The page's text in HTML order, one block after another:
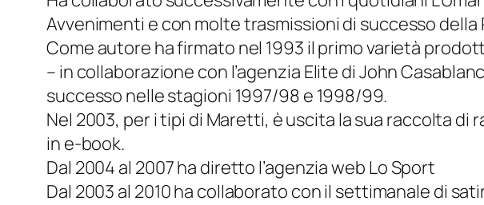
Avvenimenti e con molte trasmissioni di successo della
Come autore ha firmato nel 1993 il primo varietà
– in collaborazione con l’agenzia Elite di John
successo nelle stagioni 1997/98 e 1998/99.
Nel 2003, per i tipi di Maretti, è uscita la sua raccolta di
in e-book.
Dal 2004 al 2007 ha diretto l’agenzia web Lo Sport
Dal 2003 al 2010 ha collaborato con il settimanale di